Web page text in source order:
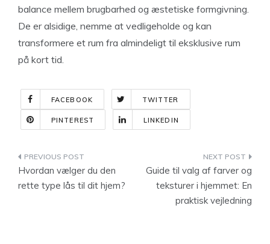
balance mellem brugbarhed og æstetiske formgivning.
De er alsidige, nemme at vedligeholde og kan
transformere et rum fra almindeligt til eksklusive rum
på kort tid.
FACEBOOK TWITTER
PINTEREST LINKEDIN
Indlægsnavigation
Hvordan vælger du den
rette type lås til dit hjem?
Guide til valg af farver og
teksturer i hjemmet: En
praktisk vejledning